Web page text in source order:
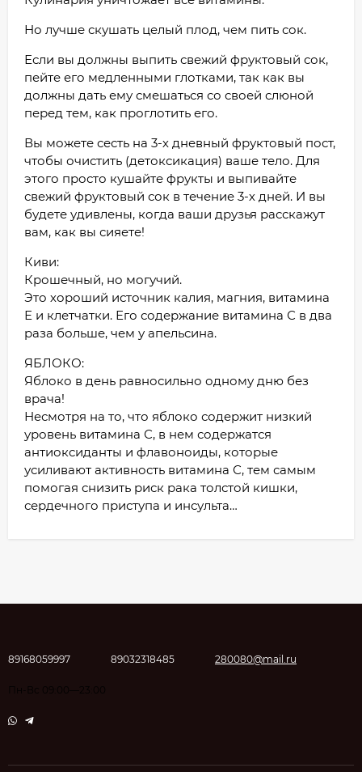
Но лучше скушать целый плод, чем пить сок.
Если вы должны выпить свежий фруктовый сок,
пейте его медленными глотками, так как вы
должны дать ему смешаться со своей слюной
перед тем, как проглотить его.
Вы можете сесть на 3-х дневный фруктовый пост,
чтобы очистить (детоксикация) ваше тело. Для
этого просто кушайте фрукты и выпивайте
свежий фруктовый сок в течение 3-х дней. И вы
будете удивлены, когда ваши друзья расскажут
вам, как вы сияете!
Киви:
Крошечный, но могучий.
Это хороший источник калия, магния, витамина
Е и клетчатки. Его содержание витамина С в два
раза больше, чем у апельсина.
ЯБЛОКО:
Яблоко в день равносильно одному дню без
врача!
Несмотря на то, что яблоко содержит низкий
уровень витамина С, в нем содержатся
антиоксиданты и флавоноиды, которые
усиливают активность витамина С, тем самым
помогая снизить риск рака толстой кишки,
сердечного приступа и инсульта…
89168059997 89032318485 280080@mail.ru
Пн-Вс 09:00—23:00